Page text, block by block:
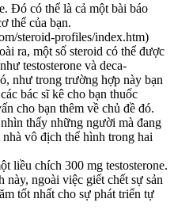
Đó có thể là cả một bài báo
thể của bạn.
steroid-profiles/index.htm)
ra, một số steroid có thể được
testosterone và deca-
như trong trường hợp này bạn
bác sĩ kê cho bạn thuốc
cho bạn thêm về chủ đề đó.
thấy những người mà đang
vô địch thể hình trong hai
liều chích 300 mg testosterone.
ngoài việc giết chết sự sản
tốt nhất cho sự phát triển tự